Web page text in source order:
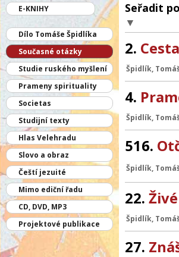
E-KNIHY
Dílo Tomáše Špidlíka
Současné otázky
Studie ruského myšlení
Prameny spirituality
Societas
Studijní texty
Hlas Velehradu
Slovo a obraz
Čeští jezuité
Mimo ediční řadu
CD, DVD, MP3
Projektové publikace
Seřadit
▼
2.
Špidlík,
4.
Špidlík,
516.
Špidlík,
22.
Špidlík,
27.